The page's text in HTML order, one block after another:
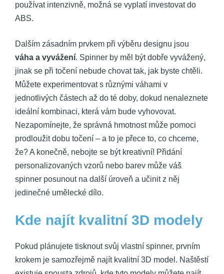
používat intenzivně, možná se vyplatí investovat do
ABS.
Dalším zásadním prvkem při výběru designu jsou
váha a vyvážení. Spinner by měl být dobře vyvážený,
jinak se při točení nebude chovat tak, jak byste chtěli.
Můžete experimentovat s různými váhami v
jednotlivých částech až do té doby, dokud nenaleznete
ideální kombinaci, která vám bude vyhovovat.
Nezapomínejte, že správná hmotnost může pomoci
prodloužit dobu točení – a to je přece to, co chceme,
že? A konečně, nebojte se být kreativní! Přidání
personalizovaných vzorů nebo barev může váš
spinner posunout na další úroveň a učinit z něj
jedinečné umělecké dílo.
Kde najít kvalitní 3D modely
Pokud plánujete tisknout svůj vlastní spinner, prvním
krokem je samozřejmě najít kvalitní 3D model. Naštěstí